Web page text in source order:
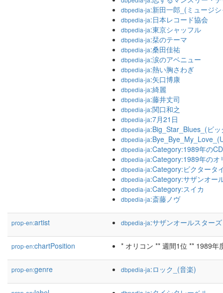
dbpedia-ja:新田一郎_(ミュージ
dbpedia-ja:日本レコード協会
dbpedia-ja:東京シャッフル
dbpedia-ja:栞のテーマ
dbpedia-ja:桑田佳祐
dbpedia-ja:涙のアベニュー
dbpedia-ja:熱い胸さわぎ
dbpedia-ja:矢口博康
dbpedia-ja:綺麗
dbpedia-ja:藤井丈司
dbpedia-ja:関口和之
dbpedia-ja:7月21日
dbpedia-ja:Big_Star_Blues_(ビ
dbpedia-ja
dbpedia-ja:Category:1989年の
dbpedia-ja:Category:1989年のオ
dbpedia-ja:Category:ビクタータ
dbpedia-ja:Category:サザンオー
dbpedia-ja:Category:スイカ
dbpedia-ja:斎藤ノヴ
prop-en:artist dbpedia-ja:サザンオールスターズ
prop-en:chartPosition * オリコン ** 週間1位 ** 1989年
prop-en:genre dbpedia-ja:ロック_(音楽)